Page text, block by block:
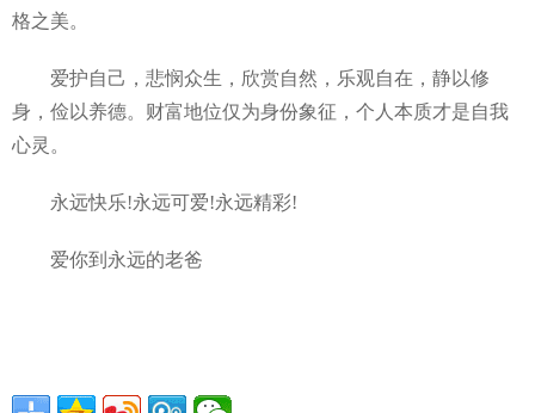
格之美。
爱护自己，悲悯众生，欣赏自然，乐观自在，静以修
身，俭以养德。财富地位仅为身份象征，个人本质才是自我
心灵。
永远快乐!永远可爱!永远精彩!
爱你到永远的老爸